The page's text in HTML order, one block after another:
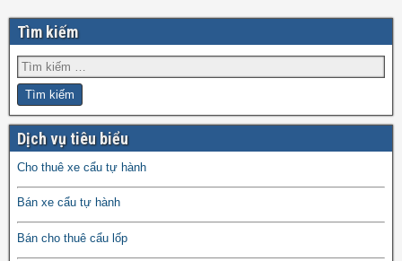
Tìm kiếm
Dịch vụ tiêu biểu
Cho thuê xe cẩu tự hành
Bán xe cẩu tự hành
Bán cho thuê cẩu lốp